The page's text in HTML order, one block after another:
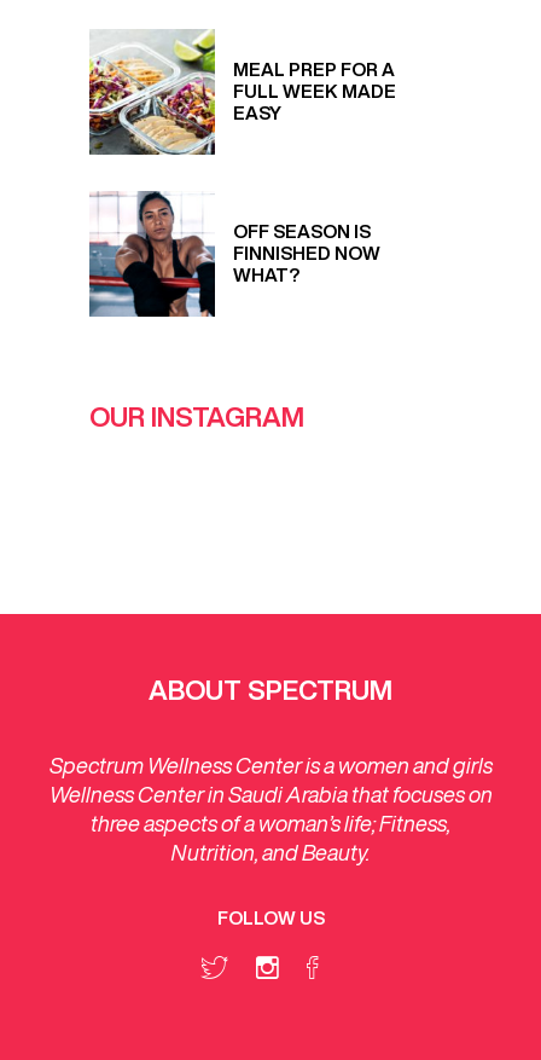
MEAL PREP FOR A
FULL WEEK MADE
EASY
OFF SEASON IS
FINNISHED NOW
WHAT?
OUR INSTAGRAM
ABOUT SPECTRUM
Spectrum Wellness Center is a women and girls
Wellness Center in Saudi Arabia that focuses on
three aspects of a woman’s life; Fitness,
Nutrition, and Beauty.
FOLLOW US